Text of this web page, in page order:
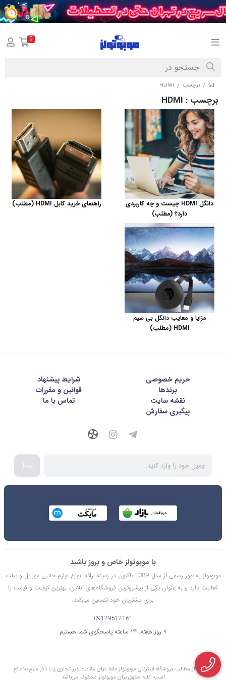
/ برچسب /
HDMI
برچسب : HDMI
دانگل HDMI چیست و چه کاربردی
دارد؟ (مطلب)
راهنمای خرید کابل HDMI (مطلب)
مزایا و معایب دانگل بی سیم
HDMI (مطلب)
حریم خصوصی
شرايط پيشنهاد
برندها
قوانین و مقررات
نقشه سایت
تماس با ما
پیگیری سفارش
ارسال
با موبوتولز خاص و بروز باشید
موبوتولز به طور رسمی از سال 1389 تاکنون در زمینه ارائه انواع لوازم جانبی موبایل و تبلت
فعالیت دارد و به عنوان یکی از پیشروترین فروشگاه‌های آنلاین، بهترین کیفیت و قیمت را
برای مشتریان خود تضمین می‌کند.
09129512161
۷ روز هفته، ۲۴ ساعته پاسخگوی شما هستیم
استفاده از مطالب فروشگاه اینترنتی موبوتولز فقط برای مقاصد غیر تجاری و با ذکر منبع بلامانع
است. کليه حقوق برای موبوتولز محفوظ می‌باشد
0